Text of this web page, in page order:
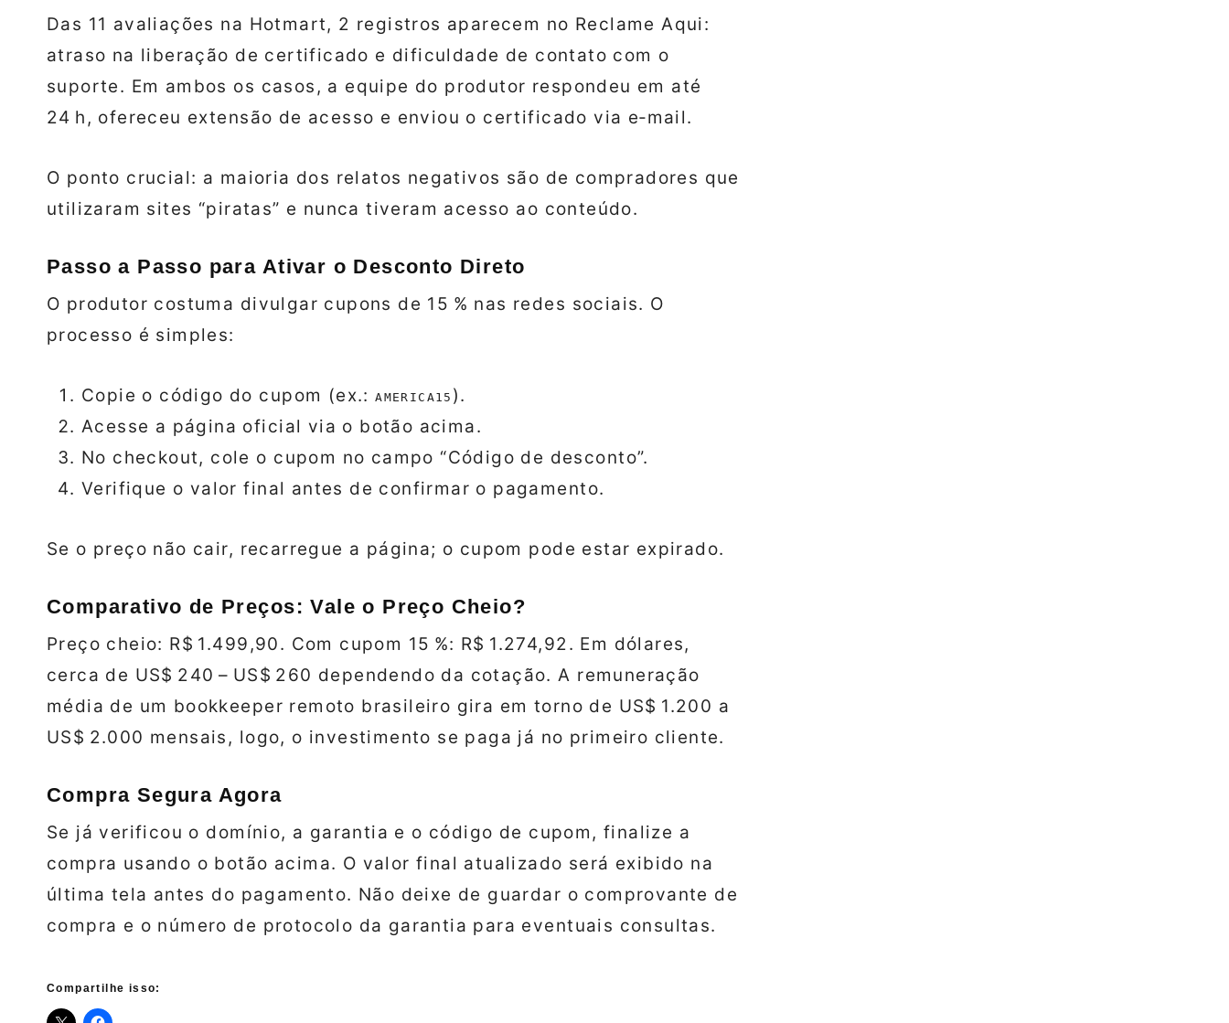
Das 11 avaliações na Hotmart, 2 registros aparecem no Reclame Aqui:
atraso na liberação de certificado e dificuldade de contato com o
suporte. Em ambos os casos, a equipe do produtor respondeu em até
24 h, ofereceu extensão de acesso e enviou o certificado via e‑mail.
O ponto crucial: a maioria dos relatos negativos são de compradores que
utilizaram sites “piratas” e nunca tiveram acesso ao conteúdo.
Passo a Passo para Ativar o Desconto Direto
O produtor costuma divulgar cupons de 15 % nas redes sociais. O
processo é simples:
Copie o código do cupom (ex.:AMERICA15 ).
Acesse a página oficial via o botão acima.
No checkout, cole o cupom no campo “Código de desconto”.
Verifique o valor final antes de confirmar o pagamento.
Se o preço não cair, recarregue a página; o cupom pode estar expirado.
Comparativo de Preços: Vale o Preço Cheio?
Preço cheio: R$ 1.499,90. Com cupom 15 %: R$ 1.274,92. Em dólares,
cerca de US$ 240 – US$ 260 dependendo da cotação. A remuneração
média de um bookkeeper remoto brasileiro gira em torno de US$ 1.200 a
US$ 2.000 mensais, logo, o investimento se paga já no primeiro cliente.
Compra Segura Agora
Se já verificou o domínio, a garantia e o código de cupom, finalize a
compra usando o botão acima. O valor final atualizado será exibido na
última tela antes do pagamento. Não deixe de guardar o comprovante de
compra e o número de protocolo da garantia para eventuais consultas.
Compartilhe isso: